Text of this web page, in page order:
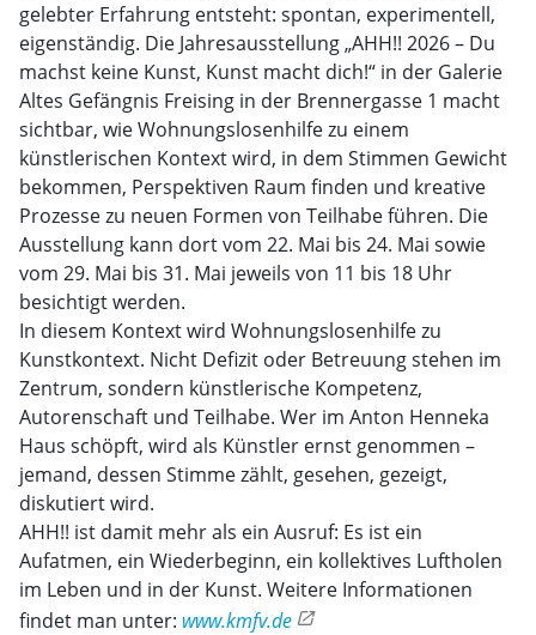
gelebter Erfahrung entsteht: spontan, experimentell,
eigenständig. Die Jahresausstellung „AHH!! 2026 – Du
machst keine Kunst, Kunst macht dich!“ in der Galerie
Altes Gefängnis Freising in der Brennergasse 1 macht
sichtbar, wie Wohnungslosenhilfe zu einem
künstlerischen Kontext wird, in dem Stimmen Gewicht
bekommen, Perspektiven Raum finden und kreative
Prozesse zu neuen Formen von Teilhabe führen. Die
Ausstellung kann dort vom 22. Mai bis 24. Mai sowie
vom 29. Mai bis 31. Mai jeweils von 11 bis 18 Uhr
besichtigt werden.
In diesem Kontext wird Wohnungslosenhilfe zu
Kunstkontext. Nicht Defizit oder Betreuung stehen im
Zentrum, sondern künstlerische Kompetenz,
Autorenschaft und Teilhabe. Wer im Anton Henneka
Haus schöpft, wird als Künstler ernst genommen –
jemand, dessen Stimme zählt, gesehen, gezeigt,
diskutiert wird.
AHH!! ist damit mehr als ein Ausruf: Es ist ein
Aufatmen, ein Wiederbeginn, ein kollektives Luftholen
im Leben und in der Kunst. Weitere Informationen
findet man unter: www.kmfv.de